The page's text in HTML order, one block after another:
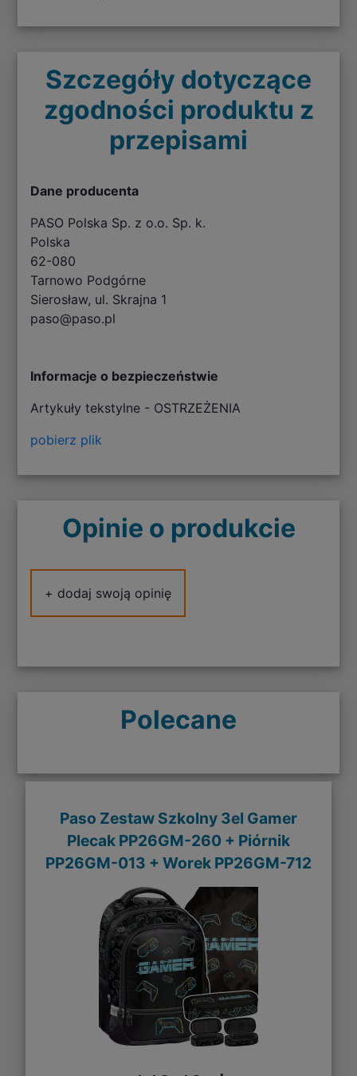
Szczegóły dotyczące
zgodności produktu z
przepisami
Dane producenta
PASO Polska Sp. z o.o. Sp. k.
Polska
62-080
Tarnowo Podgórne
Sierosław, ul. Skrajna 1
paso@paso.pl
Informacje o bezpieczeństwie
Artykuły tekstylne - OSTRZEŻENIA
pobierz plik
Opinie o produkcie
+ dodaj swoją opinię
Polecane
Paso Zestaw Szkolny 3el Gamer
Plecak PP26GM-260 + Piórnik
PP26GM-013 + Worek PP26GM-712